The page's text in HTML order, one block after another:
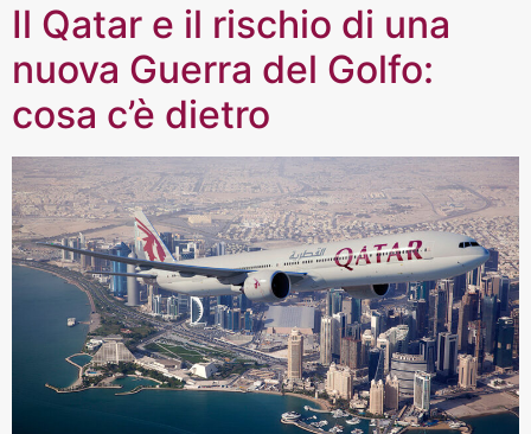
Il Qatar e il rischio di una
nuova Guerra del Golfo:
cosa c’è dietro